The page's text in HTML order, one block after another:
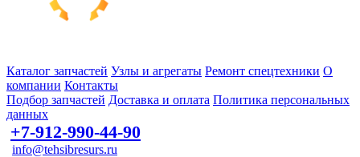
Каталог запчастей Узлы и агрегаты Ремонт спецтехники О
компании Контакты
Подбор запчастей Доставка и оплата Политика персональных
данных
+7-912-990-44-90
info@tehsibresurs.ru